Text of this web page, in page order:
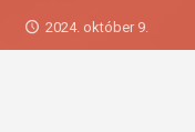
2024. október 9.